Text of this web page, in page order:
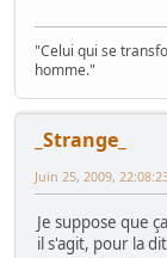
"Celui qui se
homme."
_Strange_
Juin 25, 2009,
Je suppose que
il s'agit, pour la